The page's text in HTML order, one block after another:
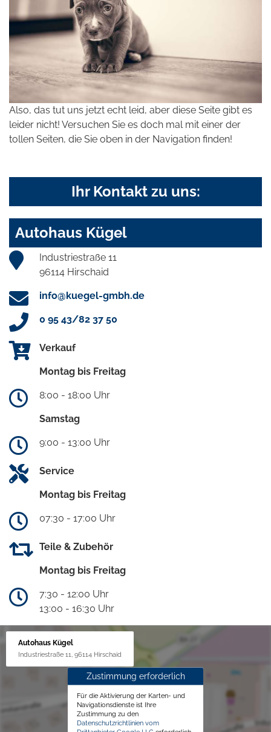
Also, das tut uns jetzt echt leid, aber diese Seite gibt es
leider nicht! Versuchen Sie es doch mal mit einer der
tollen Seiten, die Sie oben in der Navigation finden!
Ihr Kontakt zu uns:
Autohaus Kügel
Industriestraße 11
96114 Hirschaid
info@kuegel-gmbh.de
0 95 43/82 37 50
Verkauf
Montag bis Freitag
8:00 - 18:00 Uhr
Samstag
9:00 - 13:00 Uhr
Service
Montag bis Freitag
07:30 - 17:00 Uhr
Teile & Zubehör
Montag bis Freitag
7:30 - 12:00 Uhr
13:00 - 16:30 Uhr
Autohaus Kügel
Industriestraße 11, 96114 Hirschaid
Zustimmung erforderlich
Für die Aktivierung der Karten- und
Navigationsdienste ist Ihre
Zustimmung zu den
Datenschutzrichtlinien vom